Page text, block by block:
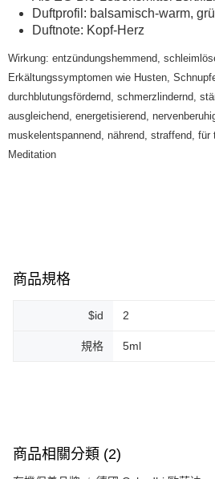
全家取貨付款
每筆NT$80，滿NT$999(含以上)免運費
全家純取貨 (先付款
每筆NT$80，滿NT$999(含以上)免運費
7-11取貨付款
每筆NT$80，滿NT$999(含以上)免運費
每筆NT$250，滿NT$3,000(含以上)免運
付款後門市自取
Duftprofil: balsamisch-warm,
Duftnote: Kopf-Herz
Wirkung: entzündungshemmend,
Erkältungssymptomen wie Husten,
durchblutungsfördernd, schmerzlindernd,
ausgleichend, energetisierend,
muskelentspannend, nährend, straffend,
Meditation
商品規格
$id 2
規格 5ml
商品相關分類 (2)